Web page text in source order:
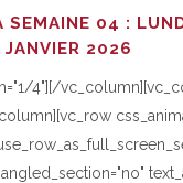
SEMAINE 04 :
JANVIER 2026
4"][/